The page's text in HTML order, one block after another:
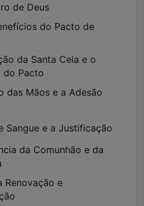
de Deus
do Pacto de
da Santa Ceia e o
do Pacto
das Mãos e a Adesão
Sangue e a Justificação
da Comunhão e da
Renovação e